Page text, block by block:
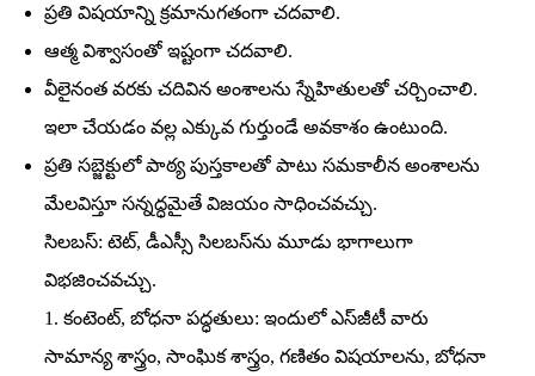
ప్రతి విషయాన్ని క్రమానుగతంగా చదవాలి.
ఆత్మ విశ్వాసంతో ఇష్టంగా చదవాలి.
వీలైనంత వరకు చదివిన అంశాలను స్నేహితులతో చర్చించాలి.
ఇలా చేయడం వల్ల ఎక్కువ గుర్తుండే అవకాశం ఉంటుంది.
ప్రతి సబ్జెక్టులో పాఠ్య పుస్తకాలతో పాటు సమకాలీన అంశాలను
మేలవిస్తూ సన్నద్ధమైతే విజయం సాధించవచ్చు.
సిలబస్‌: టెట్‌, డీఎస్సీ సిలబస్‌ను మూడు భాగాలుగా
విభజించవచ్చు.
1. కంటెంట్‌, బోధనా పద్ధతులు: ఇందులో ఎస్‌జీటీ వారు
సామాన్య శాస్త్రం, సాంఘిక శాస్త్రం, గణితం విషయాలను, బోధనా